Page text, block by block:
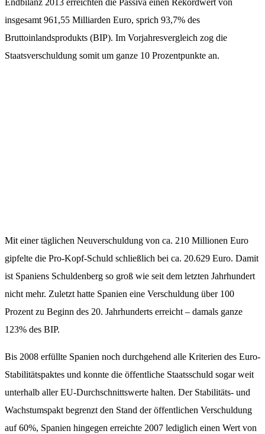
Endbilanz 2013 erreichten die Passiva einen Rekordwert von
insgesamt 961,55 Milliarden Euro, sprich 93,7% des
Bruttoinlandsprodukts (BIP). Im Vorjahresvergleich zog die
Staatsverschuldung somit um ganze 10 Prozentpunkte an.
Mit einer täglichen Neuverschuldung von ca. 210 Millionen Euro
gipfelte die Pro-Kopf-Schuld schließlich bei ca. 20.629 Euro. Damit
ist Spaniens Schuldenberg so groß wie seit dem letzten Jahrhundert
nicht mehr. Zuletzt hatte Spanien eine Verschuldung über 100
Prozent zu Beginn des 20. Jahrhunderts erreicht – damals ganze
123% des BIP.
Bis 2008 erfüllte Spanien noch durchgehend alle Kriterien des Euro-
Stabilitätspaktes und konnte die öffentliche Staatsschuld sogar weit
unterhalb aller EU-Durchschnittswerte halten. Der Stabilitäts- und
Wachstumspakt begrenzt den Stand der öffentlichen Verschuldung
auf 60%, Spanien hingegen erreichte 2007 lediglich einen Wert von